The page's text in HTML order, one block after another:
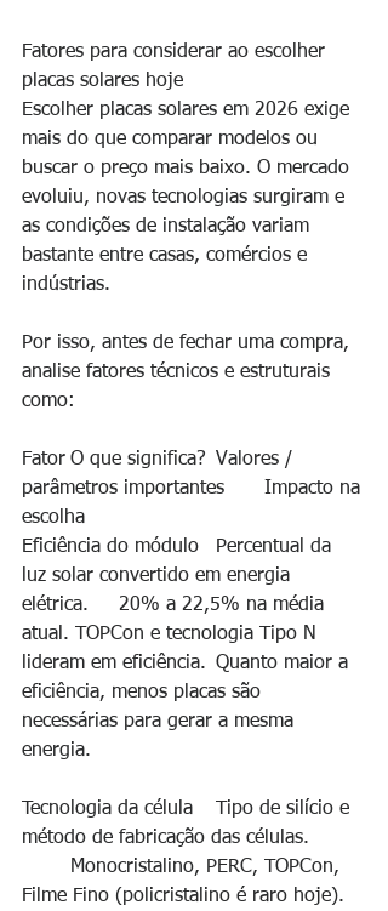
Fatores para considerar ao escolher
placas solares hoje
Escolher placas solares em 2026 exige
mais do que comparar modelos ou
buscar o preço mais baixo. O mercado
evoluiu, novas tecnologias surgiram e
as condições de instalação variam
bastante entre casas, comércios e
indústrias.
Por isso, antes de fechar uma compra,
analise fatores técnicos e estruturais
como:
Fator	O que significa?	Valores /
parâmetros importantes	Impacto na
escolha
Eficiência do módulo	Percentual da
luz solar convertido em energia
elétrica.	20% a 22,5% na média
atual. TOPCon e tecnologia Tipo N
lideram em eficiência.	Quanto maior a
eficiência, menos placas são
necessárias para gerar a mesma
energia.
Tecnologia da célula	Tipo de silício e
método de fabricação das células.
Filme Fino (policristalino é raro hoje).